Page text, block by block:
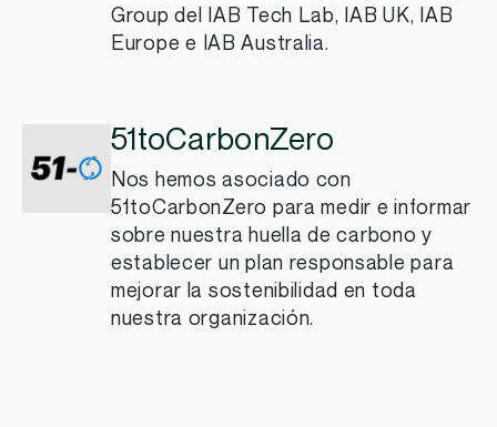
Group del IAB Tech Lab, IAB UK, IAB
Europe e IAB Australia.
51toCarbonZero
Nos hemos asociado con
51toCarbonZero para medir e informar
sobre nuestra huella de carbono y
establecer un plan responsable para
mejorar la sostenibilidad en toda
nuestra organización.